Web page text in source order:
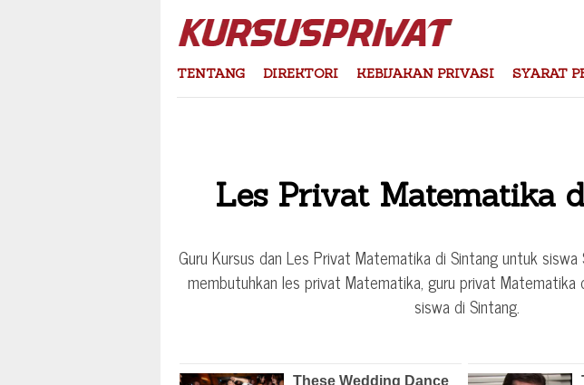
Skip
content
TENTANG DIREKTORI KEBIJAKAN PRIVASI SYARAT
Les Privat Matematika
Guru Kursus dan Les Privat Matematika di Sintang untuk siswa
membutuhkan les privat Matematika, guru privat Matematika
siswa di Sintang.